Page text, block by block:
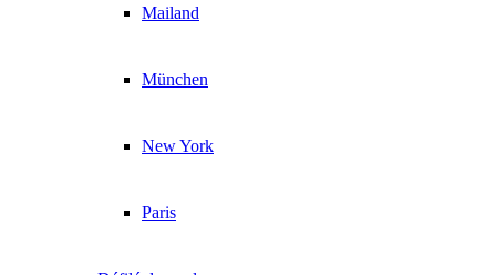
Mailand
München
New York
Paris